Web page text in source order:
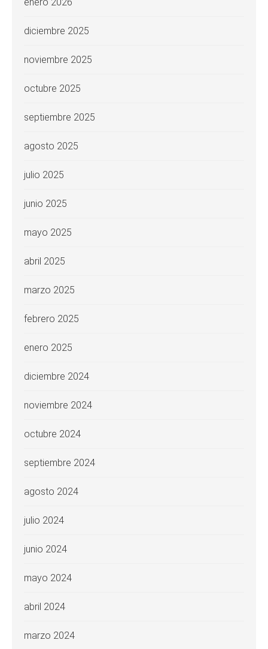
diciembre 2025
noviembre 2025
octubre 2025
septiembre 2025
agosto 2025
julio 2025
junio 2025
mayo 2025
abril 2025
marzo 2025
febrero 2025
enero 2025
diciembre 2024
noviembre 2024
octubre 2024
septiembre 2024
agosto 2024
julio 2024
junio 2024
mayo 2024
abril 2024
marzo 2024